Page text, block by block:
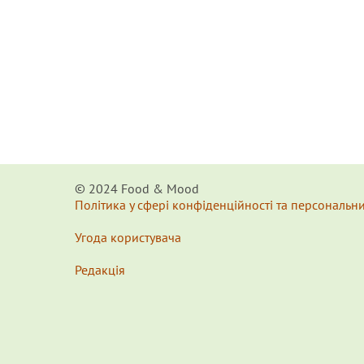
© 2024 Food & Мood
Політика у сфері конфіденційності та
Угода користувача
Редакція